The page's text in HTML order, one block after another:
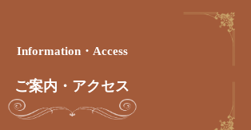
Information・access
ご案内・アクセス